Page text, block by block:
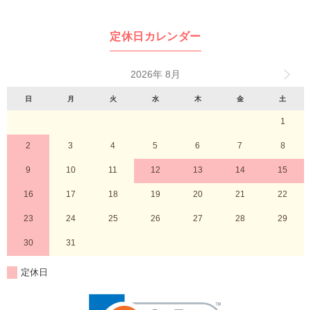
定休日カレンダー
2026年 8月
日 月 火 水 木 金 土
1
2 3 4 5 6 7 8
9 10 11 12 13 14 15
16 17 18 19 20 21 22
23 24 25 26 27 28 29
30 31
定休日